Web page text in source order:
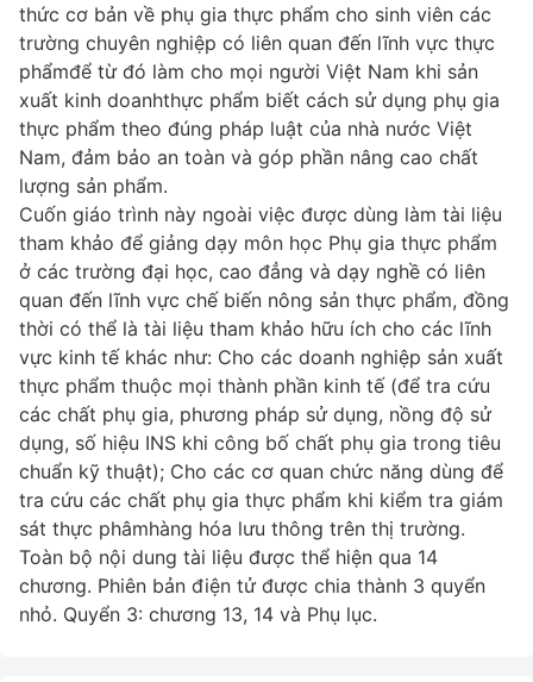
thức cơ bản về phụ gia thực phẩm cho sinh viên các
trường chuyên nghiệp có liên quan đến lĩnh vực thực
phẩmđể từ đó làm cho mọi người Việt Nam khi sản
xuất kinh doanhthực phẩm biết cách sử dụng phụ gia
thực phẩm theo đúng pháp luật của nhà nước Việt
Nam, đảm bảo an toàn và góp phần nâng cao chất
lượng sản phẩm.
Cuốn giáo trình này ngoài việc được dùng làm tài liệu
tham khảo để giảng dạy môn học Phụ gia thực phẩm
ở các trường đại học, cao đẳng và dạy nghề có liên
quan đến lĩnh vực chế biến nông sản thực phẩm, đồng
thời có thể là tài liệu tham khảo hữu ích cho các lĩnh
vực kinh tế khác như: Cho các doanh nghiệp sản xuất
thực phẩm thuộc mọi thành phần kinh tế (để tra cứu
các chất phụ gia, phương pháp sử dụng, nồng độ sử
dụng, số hiệu INS khi công bố chất phụ gia trong tiêu
chuẩn kỹ thuật); Cho các cơ quan chức năng dùng để
tra cứu các chất phụ gia thực phẩm khi kiểm tra giám
sát thực phâmhàng hóa lưu thông trên thị trường.
Toàn bộ nội dung tài liệu được thể hiện qua 14
chương. Phiên bản điện tử được chia thành 3 quyển
nhỏ. Quyển 3: chương 13, 14 và Phụ lục.